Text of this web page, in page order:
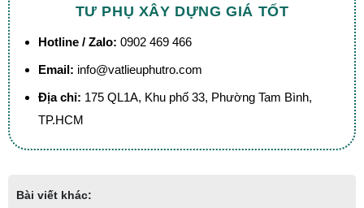
TƯ PHỤ XÂY DỰNG GIÁ TỐT
Hotline / Zalo: 0902 469 466
Email: info@vatlieuphutro.com
Địa chỉ: 175 QL1A, Khu phố 33, Phường Tam Bình,
TP.HCM
Bài viết khác: